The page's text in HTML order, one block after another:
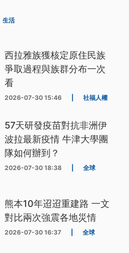
生活
西拉雅族獲核定原住民族
爭取過程與族群分布一次
看
2026-07-30 15:46 社福人權
57天研發疫苗對抗非洲伊
波拉最新疫情 牛津大學團
隊如何辦到？
2026-07-30 18:38 全球
熊本10年迢迢重建路 一文
對比兩次強震各地災情
2026-07-30 16:37 全球